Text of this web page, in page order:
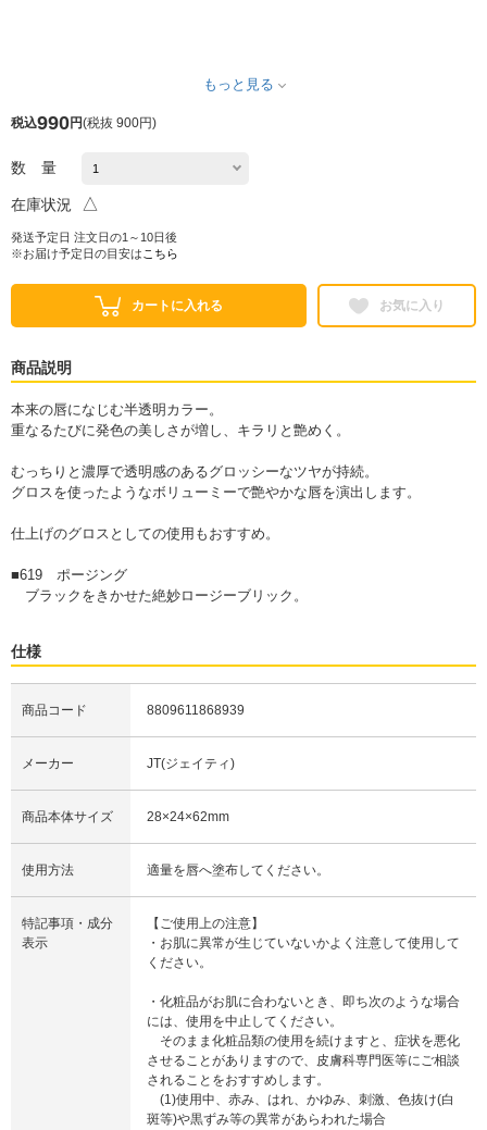
もっと見る
税込990円(税抜 900円)
数 量
在庫状況 △
発送予定日 注文日の1～10日後
※お届け予定日の目安は こちら
カートに入れる お気に入り
商品説明
本来の唇になじむ半透明カラー。
重なるたびに発色の美しさが増し、キラリと艶めく。
むっちりと濃厚で透明感のあるグロッシーなツヤが持続。
グロスを使ったようなボリューミーで艶やかな唇を演出します。
仕上げのグロスとしての使用もおすすめ。
■619 ポージング
ブラックをきかせた絶妙ロージーブリック。
仕様
商品コード 8809611868939
メーカー JT(ジェイティ)
商品本体サイズ 28×24×62mm
使用方法 適量を唇へ塗布してください。
特記事項・成分
表示
【ご使用上の注意】
・お肌に異常が生じていないかよく注意して使用して
ください。
・化粧品がお肌に合わないとき、即ち次のような場合
には、使用を中止してください。
そのまま化粧品類の使用を続けますと、症状を悪化
させることがありますので、皮膚科専門医等にご相談
されることをおすすめします。
(1)使用中、赤み、はれ、かゆみ、刺激、色抜け(白
斑等)や黒ずみ等の異常があらわれた場合